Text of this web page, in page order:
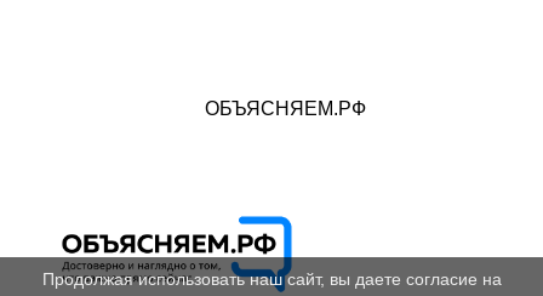
ОБЪЯСНЯЕМ.РФ
Продолжая использовать наш сайт, вы даете согласие на